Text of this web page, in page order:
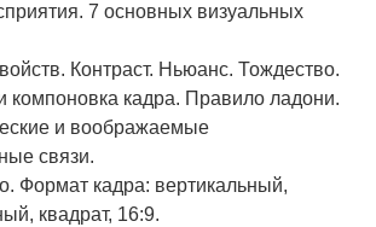
7 основных визуальных
Контраст. Ньюанс. Тождество.
компоновка кадра. Правило ладони.
и воображаемые
связи.
Формат кадра: вертикальный,
квадрат, 16:9.